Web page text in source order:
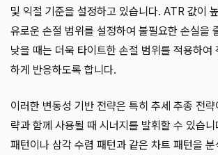
및 익절 기준을 설정하고 있습니다. ATR 값이
유로운 손절 범위를 설정하여 불필요한 손실을
낮을 때는 더욱 타이트한 손절 범위를 적용하여
하게 반응하도록 합니다.
이러한 변동성 기반 전략은 특히 추세 추종 전
략과 함께 사용될 때 시너지를 발휘할 수 있습
패턴이나 삼각 수렴 패턴과 같은 차트 패턴을